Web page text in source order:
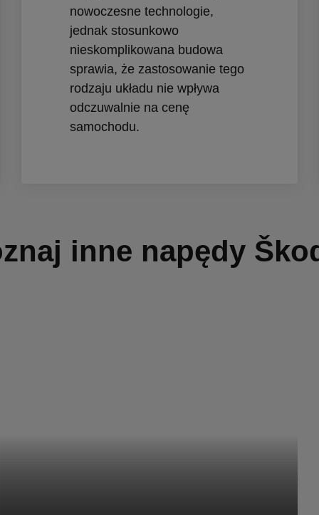
nowoczesne technologie,
jednak stosunkowo
nieskomplikowana budowa
sprawia, że zastosowanie tego
rodzaju układu nie wpływa
odczuwalnie na cenę
samochodu.
inne napędy